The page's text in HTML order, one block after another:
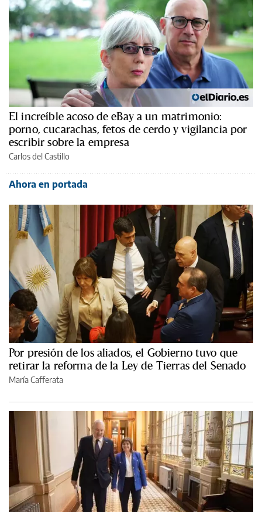
El increíble acoso de eBay a un matrimonio:
porno, cucarachas, fetos de cerdo y vigilancia por
escribir sobre la empresa
Carlos del Castillo
Ahora en portada
Por presión de los aliados, el Gobierno tuvo que
retirar la reforma de la Ley de Tierras del Senado
María Cafferata